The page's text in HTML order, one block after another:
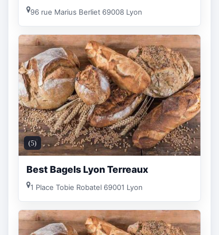
96 rue Marius Berliet 69008 Lyon
(5)
Best Bagels Lyon Terreaux
1 Place Tobie Robatel 69001 Lyon